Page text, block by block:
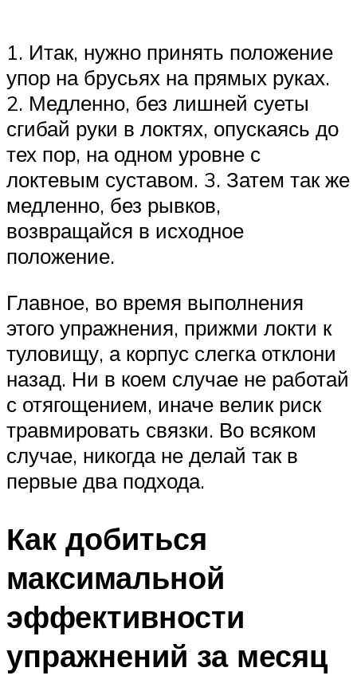
1. Итак, нужно принять положение
упор на брусьях на прямых руках.
2. Медленно, без лишней суеты
сгибай руки в локтях, опускаясь до
тех пор, на одном уровне с
локтевым суставом. 3. Затем так же
медленно, без рывков,
возвращайся в исходное
положение.
Главное, во время выполнения
этого упражнения, прижми локти к
туловищу, а корпус слегка отклони
назад. Ни в коем случае не работай
с отягощением, иначе велик риск
травмировать связки. Во всяком
случае, никогда не делай так в
первые два подхода.
Как добиться
максимальной
эффективности
упражнений за месяц